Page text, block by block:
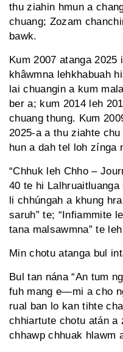
thu ziahin hmun a
chuang; Zozam
bawk.
Kum 2007 atanga
khâwmna lehkhabuah
lai chuangin a kum
ber a; kum 2014 leh
chuang thung. Kum
2025-a a thu ziahte
hun a dah tel loh zínga
“Chhuk leh Chho –
40 te hi
li chhúngah a khung
saruh” te; “Infiammite
tana malsawmna” te
Min chotu atanga bul
Bul tan nána “An tum
fuh mang e—mi a cho
rual ban lo kan tihte
chhiartute chotu atán a
chhawp chhuak hlawm